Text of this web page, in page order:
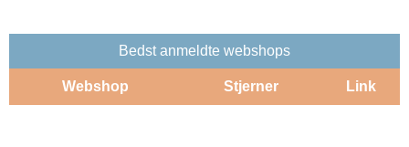
Bedst anmeldte webshops
Webshop Stjerner Link